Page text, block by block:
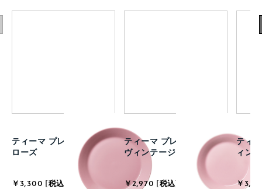
ティーマ プレート 21cm
ローズ
￥3,300 [税込]
ティーマ プレート 17cm
ヴィンテージローズ
￥2,970 [税込]
ティ
ィン
￥